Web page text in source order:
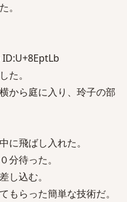
。
ID:U+8EptLb
た。
から庭に入り、玲子の部
に飛ばし入れた。
分待った。
し込む。
もらった簡単な技術だ。